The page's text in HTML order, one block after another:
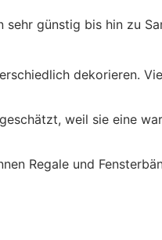
günstig bis hin zu
dekorieren.
weil sie eine
Regale und